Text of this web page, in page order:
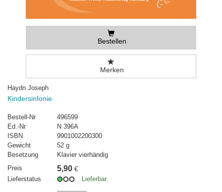
Bestellen
Merken
Haydn Joseph
Kindersinfonie
Bestell-Nr
496599
Ed.-Nr
N 396A
ISBN
9901002200300
Gewicht
52 g
Besetzung
Klavier vierhändig
Preis
5,90 €
Lieferstatus
Lieferbar